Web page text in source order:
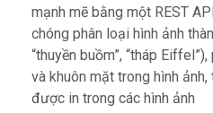
mạnh mẽ bằng một REST
chóng phân loại hình ảnh
“thuyền buồm”, “tháp
và khuôn mặt trong hình
được in trong các hình ảnh